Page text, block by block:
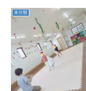
未分類